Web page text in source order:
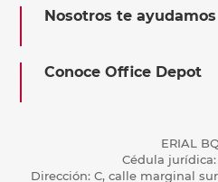
Nosotros te ayudamos
Conoce Office Depot
ERIAL
Cédula jurídica:
Dirección: C, calle marginal